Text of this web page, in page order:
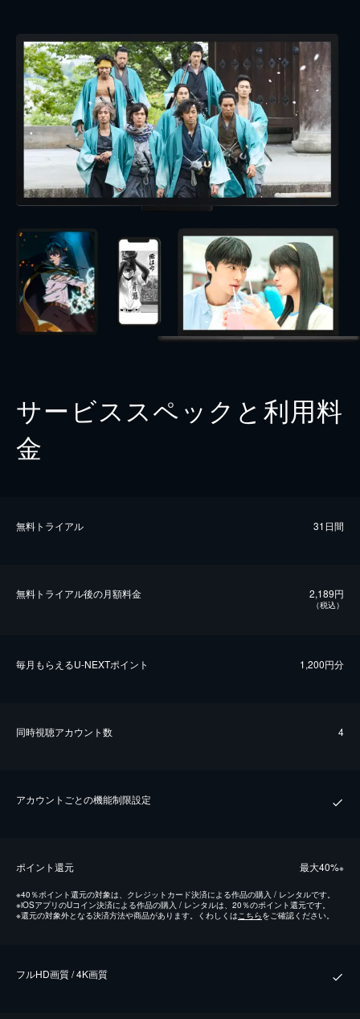
サービススペックと利用料
金
無料トライアル 31日間
無料トライアル後の⽉額料金 2,189円
（税込）
毎⽉もらえるU-NEXTポイント 1,200円分
同時視聴アカウント数 4
アカウントごとの機能制限設定
ポイント還元 最⼤40%※
※40％ポイント還元の対象は、クレジットカード決済による作品の購入 / レンタルです。
※iOSアプリのUコイン決済による作品の購入 / レンタルは、20％のポイント還元です。
※還元の対象外となる決済方法や商品があります。くわしくはこちらをご確認ください。
フルHD画質 / 4K画質